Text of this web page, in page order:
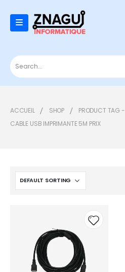
ACCUEIL SHOP
PRODUCT TAG -
CABLE USB IMPRIMANTE 5M PRIX
wishlist